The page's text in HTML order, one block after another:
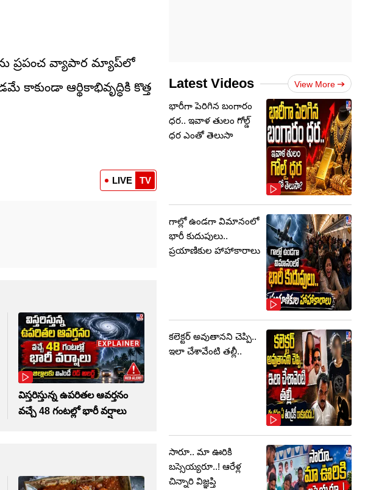
ప్రపంచ వ్యాపార మ్యాప్‌లో
ఆర్థికాభివృద్ధికి కొత్త
LIVE TV
విస్తరిస్తున్న ఉపరితల ఆవర్తనం
వచ్చే 48 గంటల్లో భారీ వర్షాలు
Latest Videos View More
భారీగా పెరిగిన బంగారం
ధర.. ఇవాళ తులం గోల్డ్‌
ధర ఎంతో తెలుసా
గాల్లో ఉండగా విమానంలో
భారీ కుదుపులు..
ప్రయాణికుల హాహాకారాలు
కలెక్టర్‌ అవుతానని చెప్పి..
ఇలా చేశావేంటి తల్లీ..
సారూ.. మా ఊరికి
బస్సెయ్యరూ..! ఆరేళ్ల
చిన్నారి విజ్ఞప్తి